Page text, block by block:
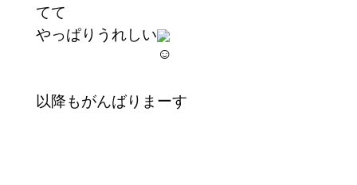
てて
やっぱりうれしい
以降もがんばりまーす